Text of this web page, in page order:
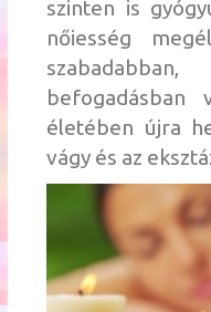
szinten is
nőiesség
befogadásban
életében újra
vágy és az